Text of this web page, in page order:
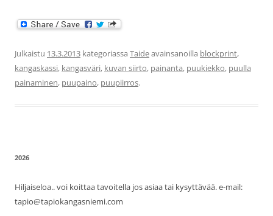
Julkaistu 13.3.2013 kategoriassa Taideavainsanoilla blockprint,
kangaskassi, kangasväri, kuvan siirto, painanta, puukiekko, puulla
painaminen, puupaino, puupiirros.
2026
Hiljaiseloa.. voi koittaa tavoitella jos asiaa tai kysyttävää. e-mail:
tapio@tapiokangasniemi.com